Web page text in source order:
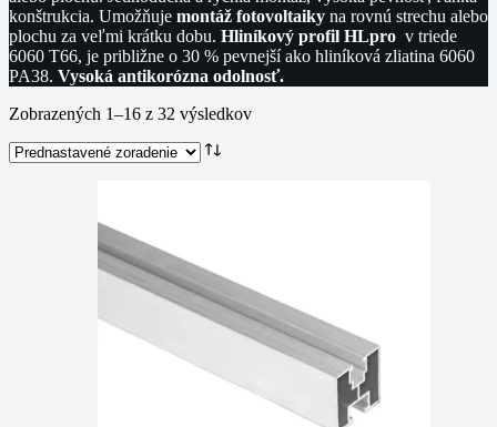
konštrukcia. Umožňuje montáž fotovoltaiky na rovnú strechu alebo
plochu za veľmi krátku dobu. Hliníkový profil HLpro v triede
6060 T66, je približne o 30 % pevnejší ako hliníková zliatina 6060
PA38. Vysoká antikorózna odolnosť.
Zobrazených 1–16 z 32 výsledkov